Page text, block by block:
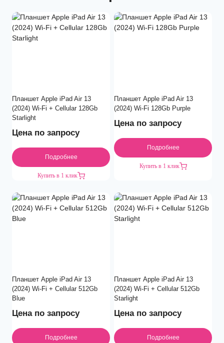
Планшет Apple iPad Air 13
(2024) Wi-Fi + Cellular 128Gb
Starlight
Цена по запросу
Подробнее
Купить в 1 клик
Планшет Apple iPad Air 13
(2024) Wi-Fi 128Gb Purple
Цена по запросу
Подробнее
Купить в 1 клик
Планшет Apple iPad Air 13
(2024) Wi-Fi + Cellular 512Gb
Blue
Цена по запросу
Подробнее
Планшет Apple iPad Air 13
(2024) Wi-Fi + Cellular 512Gb
Starlight
Цена по запросу
Подробнее